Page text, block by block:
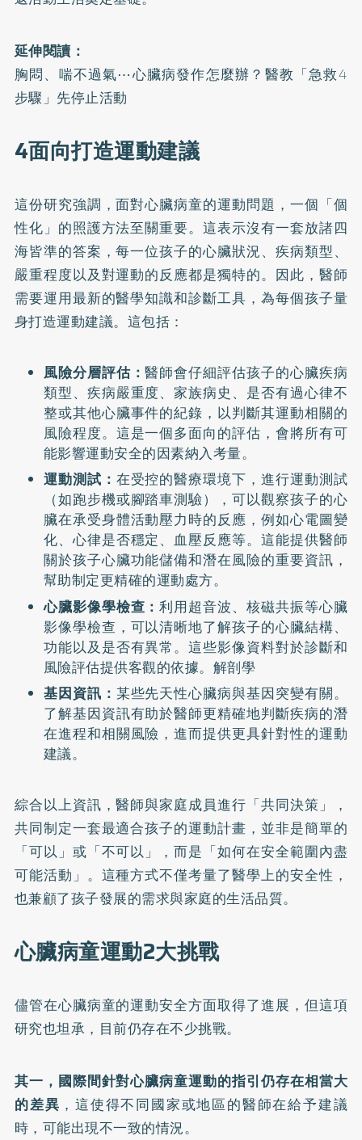
延伸閱讀：
胸悶、喘不過氣⋯心臟病發作怎麼辦？醫教「急救4
步驟」先停止活動
4面向打造運動建議
這份研究強調，面對心臟病童的運動問題，一個「個
性化」的照護方法至關重要。這表示沒有一套放諸四
海皆準的答案，每一位孩子的心臟狀況、疾病類型、
嚴重程度以及對運動的反應都是獨特的。因此，醫師
需要運用最新的醫學知識和診斷工具，為每個孩子量
身打造運動建議。這包括：
風險分層評估：醫師會仔細評估孩子的心臟疾病
類型、疾病嚴重度、家族病史、是否有過心律不
整或其他心臟事件的紀錄，以判斷其運動相關的
風險程度。這是一個多面向的評估，會將所有可
能影響運動安全的因素納入考量。
運動測試： 在受控的醫療環境下，進行運動測試
（如跑步機或腳踏車測驗），可以觀察孩子的心
臟在承受身體活動壓力時的反應，例如心電圖變
化、心律是否穩定、血壓反應等。這能提供醫師
關於孩子心臟功能儲備和潛在風險的重要資訊，
幫助制定更精確的運動處方。
心臟影像學檢查：利用超音波、核磁共振等心臟
影像學檢查，可以清晰地了解孩子的心臟結構、
功能以及是否有異常。這些影像資料對於診斷和
風險評估提供客觀的依據。解剖學
基因資訊： 某些先天性心臟病與基因突變有關。
了解基因資訊有助於醫師更精確地判斷疾病的潛
在進程和相關風險，進而提供更具針對性的運動
建議。
綜合以上資訊，醫師與家庭成員進行「共同決策」，
共同制定一套最適合孩子的運動計畫，並非是簡單的
「可以」或「不可以」，而是「如何在安全範圍內盡
可能活動」。這種方式不僅考量了醫學上的安全性，
也兼顧了孩子發展的需求與家庭的生活品質。
心臟病童運動2大挑戰
儘管在心臟病童的運動安全方面取得了進展，但這項
研究也坦承，目前仍存在不少挑戰。
其一，國際間針對心臟病童運動的指引仍存在相當大
的差異 ，這使得不同國家或地區的醫師在給予建議
時，可能出現不一致的情況。